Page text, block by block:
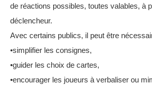
de réactions possibles, toutes valables, à
déclencheur.
Avec certains publics, il peut être
•simplifier les consignes,
•guider les choix de cartes,
•encourager les joueurs à verbaliser ou